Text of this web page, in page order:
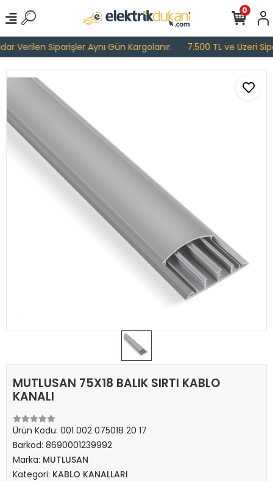
Verilen Siparişler Aynı Gün Kargolanır. 7.500 TL ve Üzeri
0
MUTLUSAN 75X18 BALIK SIRTI KABLO
KANALI
Ürün Kodu: 001 002 075018 20 17
Barkod: 8690001239992
Marka: MUTLUSAN
Kategori: KABLO KANALLARI